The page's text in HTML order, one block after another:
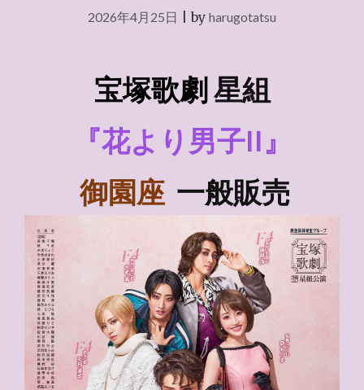
2026年4月25日 |by harugotatsu
宝塚歌劇 星組
『花より男子II』
御園座 一般販売